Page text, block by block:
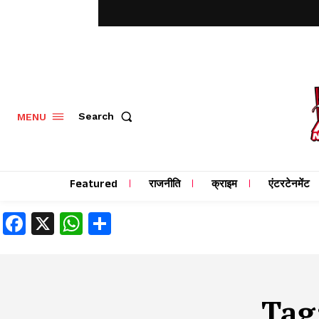
MENU Search
Featured राजनीति क्राइम एंटरटेनमेंट
Facebook
X WhatsApp